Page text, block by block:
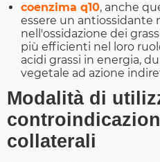
coenzima q10, anche
essere un antiossidante
nell'ossidazione dei
più efficienti nel loro
acidi grassi in energia,
vegetale ad azione
Modalità di
collaterali